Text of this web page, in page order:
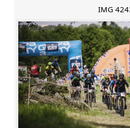
IMG